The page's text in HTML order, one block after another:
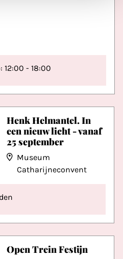
- 18:00
Henk Helmantel. In
een nieuw licht - vanaf
25 september
Museum
Catharijneconvent
Open Trein Festijn